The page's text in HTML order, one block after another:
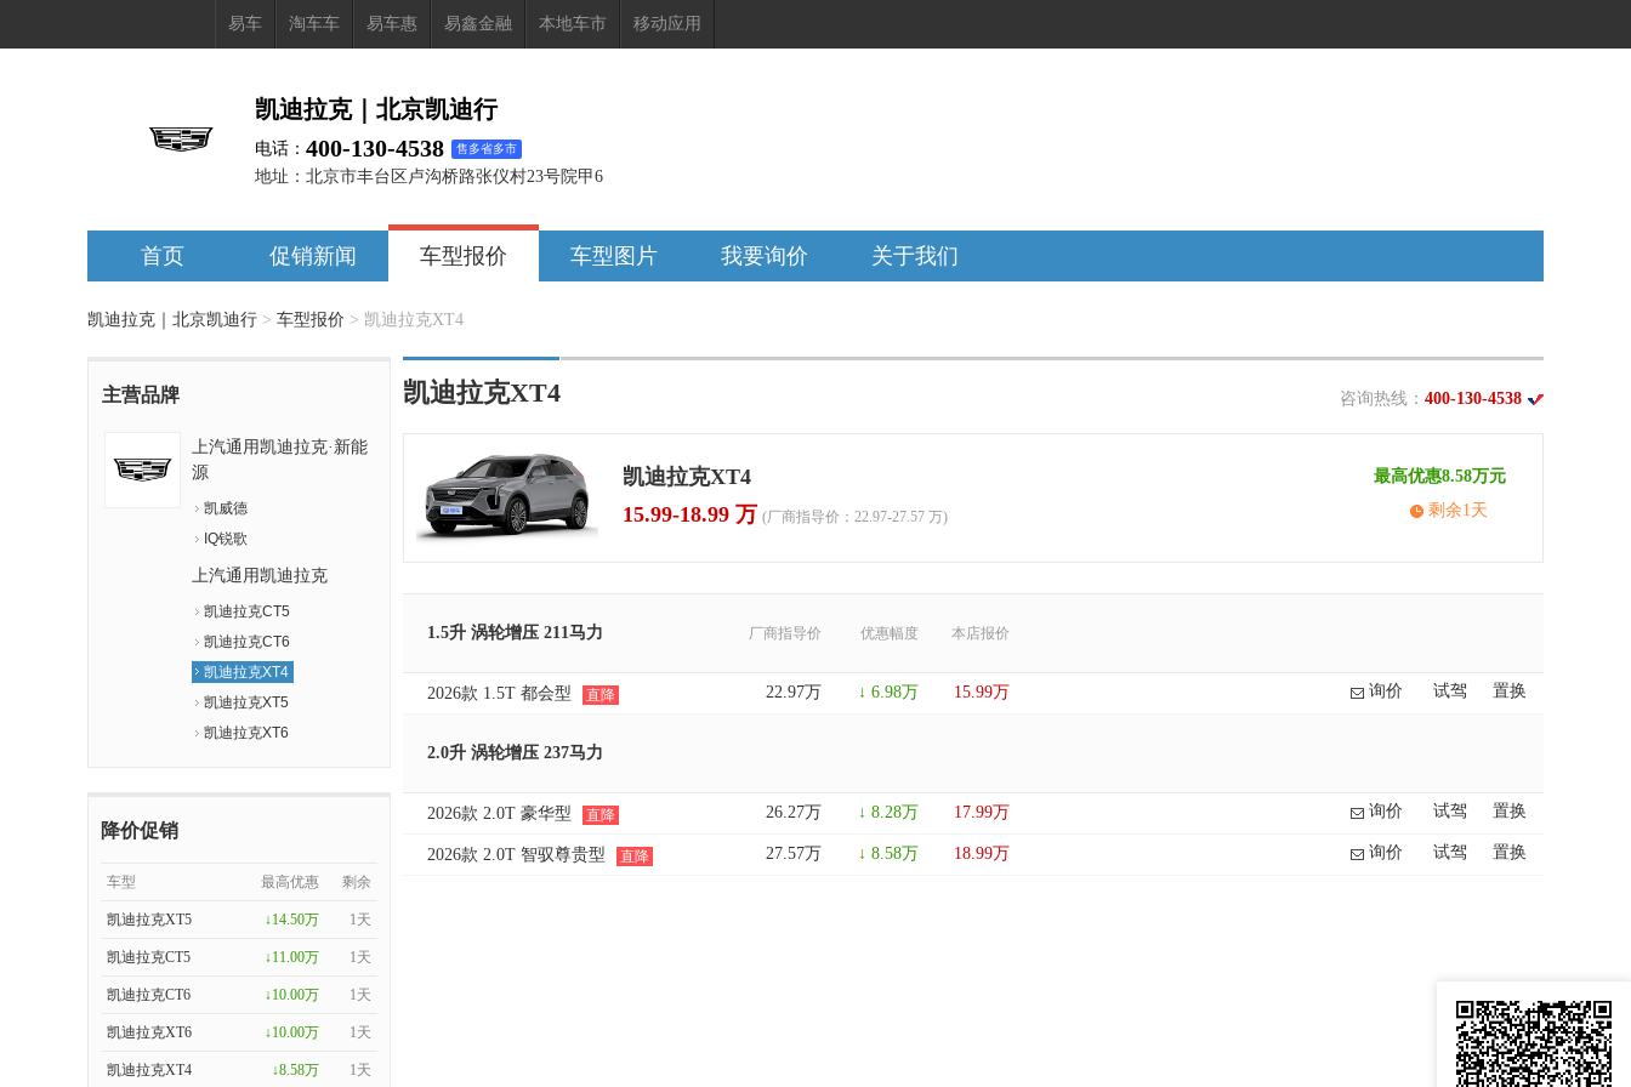
易车 淘车车 易车惠 易鑫金融 本地车市 移动应用
凯迪拉克｜北京凯迪行
电话： 400-130-4538 售多省多市
地址： 北京市丰台区卢沟桥路张仪村23号院甲6
首页 促销新闻 车型报价 车型图片 我要询价 关于我们
凯迪拉克｜北京凯迪行 > 车型报价 > 凯迪拉克XT4
主营品牌
上汽通用凯迪拉克·新能
源
凯威德
IQ锐歌
上汽通用凯迪拉克
凯迪拉克CT5
凯迪拉克CT6
凯迪拉克XT4
凯迪拉克XT5
凯迪拉克XT6
降价促销
车型 最高优惠 剩余
凯迪拉克XT5 ↓14.50万 1天
凯迪拉克CT5 ↓11.00万 1天
凯迪拉克CT6 ↓10.00万 1天
凯迪拉克XT6 ↓10.00万 1天
凯迪拉克XT4 ↓8.58万 1天
凯迪拉克XT4 咨询热线： 400-130-4538
凯迪拉克XT4
15.99-18.99 万 (厂商指导价：22.97-27.57 万)
最高优惠8.58万元
剩余1天
1.5升 涡轮增压 211马力 厂商指导价 优惠幅度 本店报价
2026款 1.5T 都会型 直降 22.97万 ↓ 6.98万 15.99万 询价 试驾 置换
2.0升 涡轮增压 237马力
2026款 2.0T 豪华型 直降 26.27万 ↓ 8.28万 17.99万 询价 试驾 置换
2026款 2.0T 智驭尊贵型 直降 27.57万 ↓ 8.58万 18.99万 询价 试驾 置换